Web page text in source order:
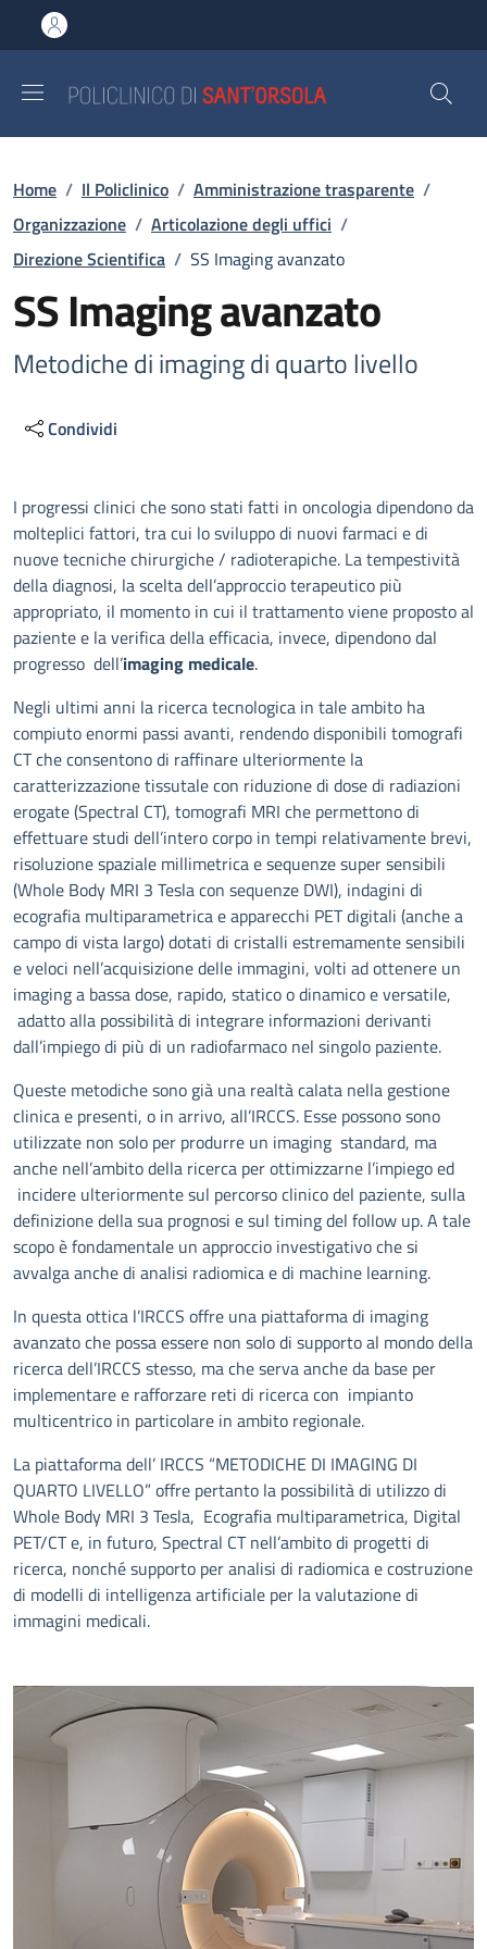
al contenuto principale
to footer content
Briciole di pane
Home / Il Policlinico / Amministrazione trasparente /
Organizzazione / Articolazione degli uffici /
Direzione Scientifica / SS Imaging avanzato
SS Imaging avanzato
Metodiche di imaging di quarto livello
Condividi
Descrizione
I progressi clinici che sono stati fatti in oncologia dipendono da
molteplici fattori, tra cui lo sviluppo di nuovi farmaci e di
nuove tecniche chirurgiche / radioterapiche. La tempestività
della diagnosi, la scelta dell’approccio terapeutico più
appropriato, il momento in cui il trattamento viene proposto al
paziente e la verifica della efficacia, invece, dipendono dal
progresso dell’imaging medicale.
Negli ultimi anni la ricerca tecnologica in tale ambito ha
compiuto enormi passi avanti, rendendo disponibili tomografi
CT che consentono di raffinare ulteriormente la
caratterizzazione tissutale con riduzione di dose di radiazioni
erogate (Spectral CT), tomografi MRI che permettono di
effettuare studi dell’intero corpo in tempi relativamente brevi,
risoluzione spaziale millimetrica e sequenze super sensibili
(Whole Body MRI 3 Tesla con sequenze DWI), indagini di
ecografia multiparametrica e apparecchi PET digitali (anche a
campo di vista largo) dotati di cristalli estremamente sensibili
e veloci nell’acquisizione delle immagini, volti ad ottenere un
imaging a bassa dose, rapido, statico o dinamico e versatile,
adatto alla possibilità di integrare informazioni derivanti
dall’impiego di più di un radiofarmaco nel singolo paziente.
Queste metodiche sono già una realtà calata nella gestione
clinica e presenti, o in arrivo, all’IRCCS. Esse possono sono
utilizzate non solo per produrre un imaging standard, ma
anche nell’ambito della ricerca per ottimizzarne l’impiego ed
incidere ulteriormente sul percorso clinico del paziente, sulla
definizione della sua prognosi e sul timing del follow up. A tale
scopo è fondamentale un approccio investigativo che si
avvalga anche di analisi radiomica e di machine learning.
In questa ottica l’IRCCS offre una piattaforma di imaging
avanzato che possa essere non solo di supporto al mondo della
ricerca dell’IRCCS stesso, ma che serva anche da base per
implementare e rafforzare reti di ricerca con impianto
multicentrico in particolare in ambito regionale.
La piattaforma dell’ IRCCS “METODICHE DI IMAGING DI
QUARTO LIVELLO” offre pertanto la possibilità di utilizzo di
Whole Body MRI 3 Tesla, Ecografia multiparametrica, Digital
PET/CT e, in futuro, Spectral CT nell’ambito di progetti di
ricerca, nonché supporto per analisi di radiomica e costruzione
di modelli di intelligenza artificiale per la valutazione di
immagini medicali.